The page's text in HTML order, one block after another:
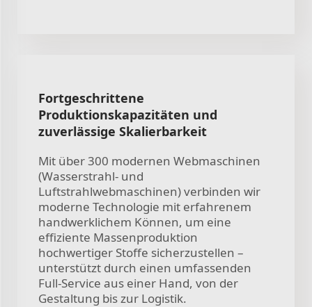
Fortgeschrittene
Produktionskapazitäten und
zuverlässige Skalierbarkeit
Mit über 300 modernen Webmaschinen
(Wasserstrahl- und
Luftstrahlwebmaschinen) verbinden wir
moderne Technologie mit erfahrenem
handwerklichem Können, um eine
effiziente Massenproduktion
hochwertiger Stoffe sicherzustellen –
unterstützt durch einen umfassenden
Full-Service aus einer Hand, von der
Gestaltung bis zur Logistik.